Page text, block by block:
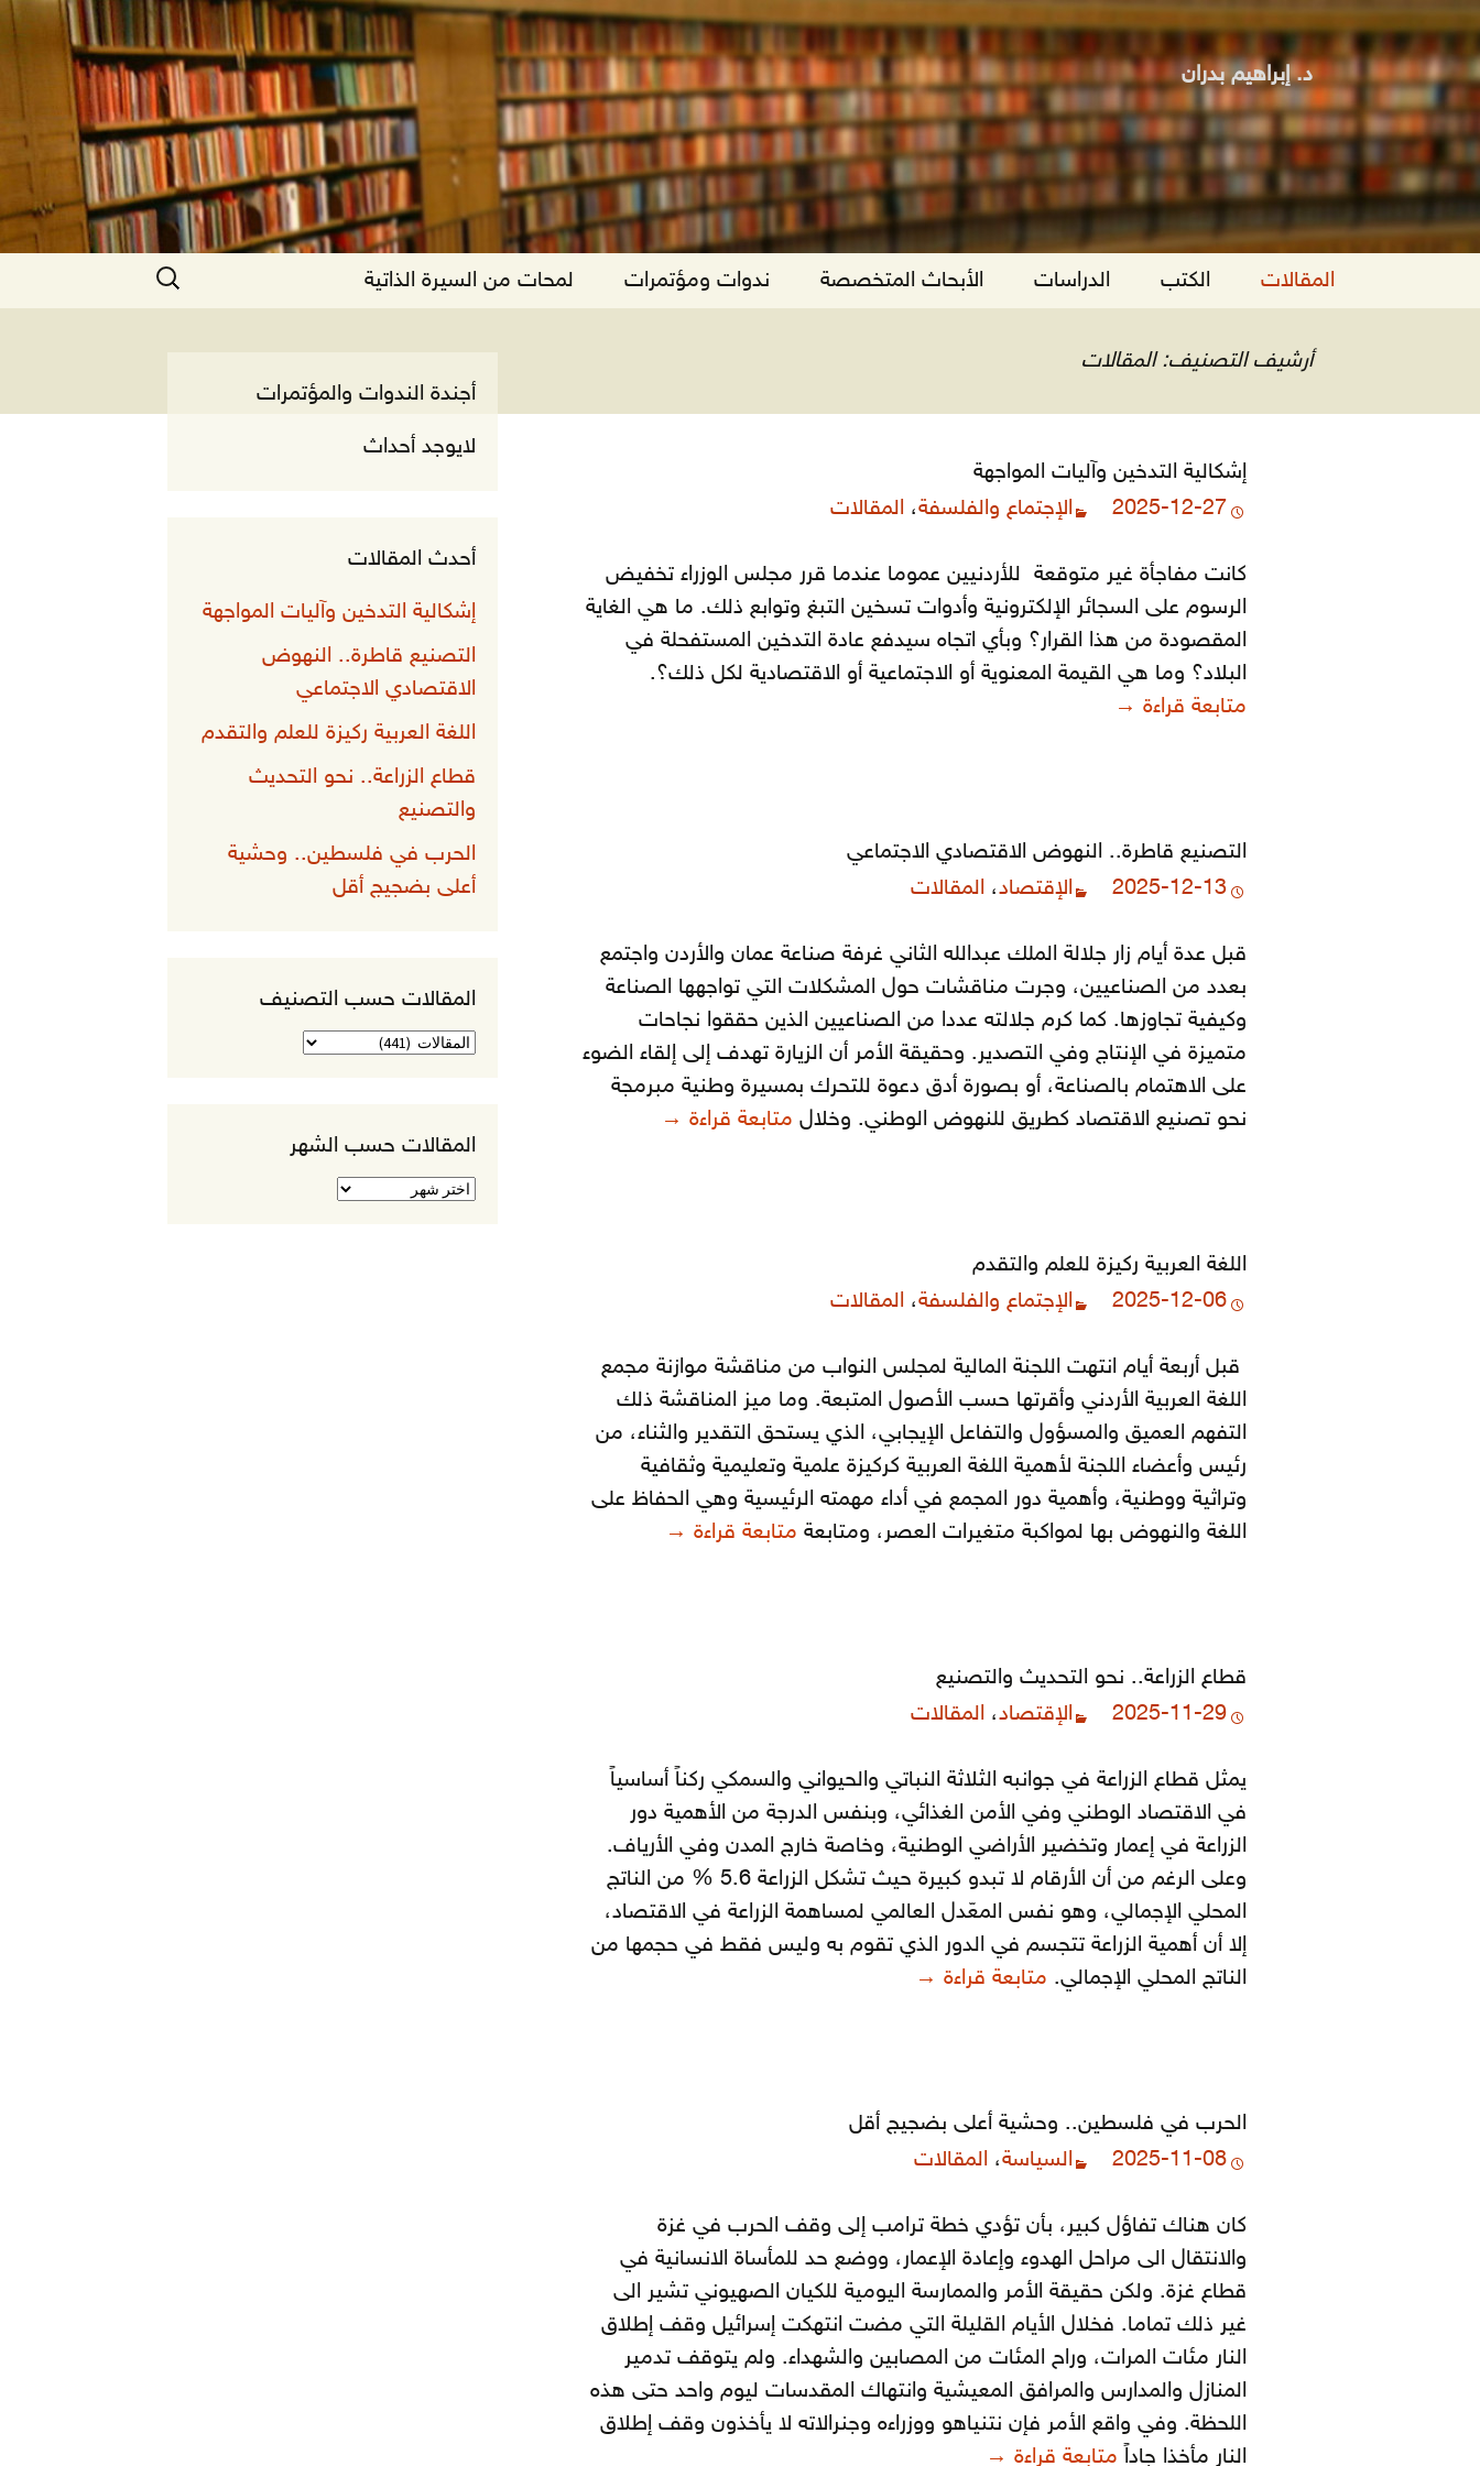
د. إبراهيم بدران
انتقل
إلى
المقالات الكتب الدراسات الأبحاث المتخصصة ندوات ومؤتمرات لمحات من السيرة الذاتية
البحث
عن:
أرشيف التصنيف: المقالات
إشكالية التدخين وآليات المواجهة
2025-12-27
الإجتماع والفلسفة، المقالات
كانت مفاجأة غير متوقعة للأردنيين عموما عندما قرر مجلس الوزراء تخفيض
الرسوم على السجائر الإلكترونية وأدوات تسخين التبغ وتوابع ذلك. ما هي الغاية
المقصودة من هذا القرار؟ وبأي اتجاه سيدفع عادة التدخين المستفحلة في
البلاد؟ وما هي القيمة المعنوية أو الاجتماعية أو الاقتصادية لكل ذلك؟.
متابعة قراءة إشكالية التدخين وآليات المواجهة
→
التصنيع قاطرة.. النهوض الاقتصادي الاجتماعي
2025-12-13
الإقتصاد، المقالات
قبل عدة أيام زار جلالة الملك عبدالله الثاني غرفة صناعة عمان والأردن واجتمع
بعدد من الصناعيين، وجرت مناقشات حول المشكلات التي تواجهها الصناعة
وكيفية تجاوزها. كما كرم جلالته عددا من الصناعيين الذين حققوا نجاحات
متميزة في الإنتاج وفي التصدير. وحقيقة الأمر أن الزيارة تهدف إلى إلقاء الضوء
على الاهتمام بالصناعة، أو بصورة أدق دعوة للتحرك بمسيرة وطنية مبرمجة
نحو تصنيع الاقتصاد كطريق للنهوض الوطني. وخلال متابعة قراءة التصنيع قاطرة.. النهوض الاقتصادي الاجتماعي
→
اللغة العربية ركيزة للعلم والتقدم
2025-12-06
الإجتماع والفلسفة، المقالات
قبل أربعة أيام انتهت اللجنة المالية لمجلس النواب من مناقشة موازنة مجمع
اللغة العربية الأردني وأقرتها حسب الأصول المتبعة. وما ميز المناقشة ذلك
التفهم العميق والمسؤول والتفاعل الإيجابي، الذي يستحق التقدير والثناء، من
رئيس وأعضاء اللجنة لأهمية اللغة العربية كركيزة علمية وتعليمية وثقافية
وتراثية ووطنية، وأهمية دور المجمع في أداء مهمته الرئيسية وهي الحفاظ على
اللغة والنهوض بها لمواكبة متغيرات العصر، ومتابعة متابعة قراءة اللغة العربية ركيزة للعلم والتقدم
→
قطاع الزراعة.. نحو التحديث والتصنيع
2025-11-29
الإقتصاد، المقالات
يمثل قطاع الزراعة في جوانبه الثلاثة النباتي والحيواني والسمكي ركناً أساسياً
في الاقتصاد الوطني وفي الأمن الغذائي، وبنفس الدرجة من الأهمية دور
الزراعة في إعمار وتخضير الأراضي الوطنية، وخاصة خارج المدن وفي الأرياف.
وعلى الرغم من أن الأرقام لا تبدو كبيرة حيث تشكل الزراعة 5.6 % من الناتج
المحلي الإجمالي، وهو نفس المعّدل العالمي لمساهمة الزراعة في الاقتصاد،
إلا أن أهمية الزراعة تتجسم في الدور الذي تقوم به وليس فقط في حجمها من
الناتج المحلي الإجمالي. متابعة قراءة قطاع الزراعة.. نحو التحديث والتصنيع
→
الحرب في فلسطين.. وحشية أعلى بضجيج أقل
2025-11-08
السياسة، المقالات
كان هناك تفاؤل كبير، بأن تؤدي خطة ترامب إلى وقف الحرب في غزة
والانتقال الى مراحل الهدوء وإعادة الإعمار، ووضع حد للمأساة الانسانية في
قطاع غزة. ولكن حقيقة الأمر والممارسة اليومية للكيان الصهيوني تشير الى
غير ذلك تماما. فخلال الأيام القليلة التي مضت انتهكت إسرائيل وقف إطلاق
النار مئات المرات، وراح المئات من المصابين والشهداء. ولم يتوقف تدمير
المنازل والمدارس والمرافق المعيشية وانتهاك المقدسات ليوم واحد حتى هذه
اللحظة. وفي واقع الأمر فإن نتنياهو ووزراءه وجنرالاته لا يأخذون وقف إطلاق
النار مأخذا جاداً متابعة قراءة الحرب في فلسطين.. وحشية أعلى بضجيج أقل
→
أجندة الندوات والمؤتمرات
لايوجد أحداث
أحدث المقالات
إشكالية التدخين وآليات المواجهة
التصنيع قاطرة.. النهوض
الاقتصادي الاجتماعي
اللغة العربية ركيزة للعلم والتقدم
قطاع الزراعة.. نحو التحديث
والتصنيع
الحرب في فلسطين.. وحشية
أعلى بضجيج أقل
المقالات حسب التصنيف
المقالات
المقالات حسب الشهر
المقالات